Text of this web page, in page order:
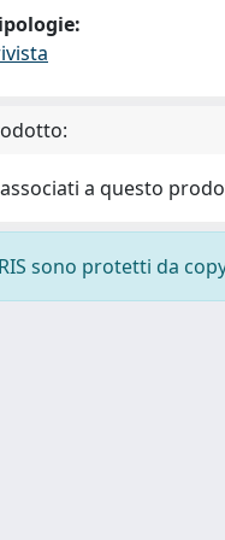
a questo
sono protetti da